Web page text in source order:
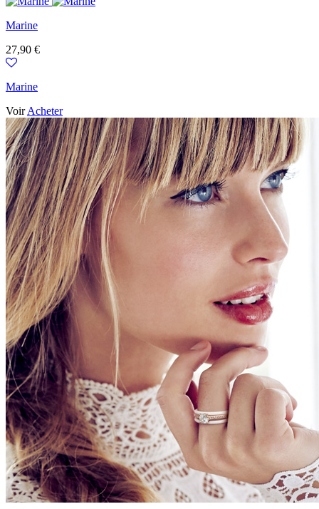
Marine
Prix
27,90 €
Marine
VoirAcheter